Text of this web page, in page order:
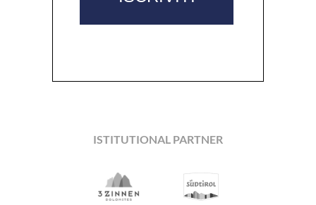
ISTITUTIONAL PARTNER